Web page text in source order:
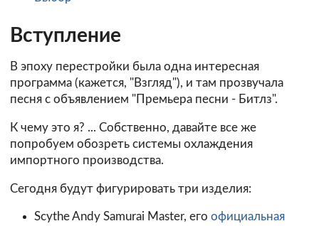
Вступление
В эпоху перестройки была одна интересная
программа (кажется, "Взгляд"), и там прозвучала
песня с объявлением "Премьера песни - Битлз".
К чему это я? ... Собственно, давайте все же
попробуем обозреть системы охлаждения
импортного производства.
Сегодня будут фигурировать три изделия:
Scythe Andy Samurai Master, его официальная